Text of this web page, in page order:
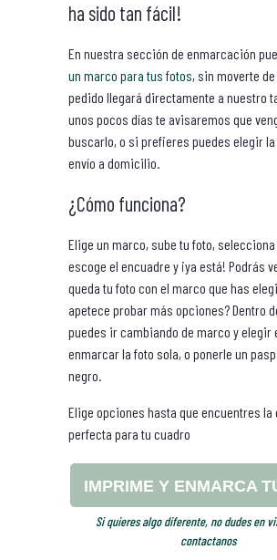
ha sido tan fácil!
En nuestra sección de enmarcación
un marco para tus fotos, sin moverte
pedido llegará directamente a nuestro
unos pocos días te avisaremos que
buscarlo, o si prefieres puedes elegir
envío a domicilio.
¿Cómo funciona?
Elige un marco, sube tu foto,
escoge el encuadre y ¡ya está! Podrás
queda tu foto con el marco que has
apetece probar más opciones? Dentro
puedes ir cambiando de marco y elegir
enmarcar la foto sola, o ponerle un
negro.
Elige opciones hasta que encuentres la
perfecta para tu cuadro
IMPRIME Y ENMARCA
Si quieres algo diferente, no dudes en
contactanos